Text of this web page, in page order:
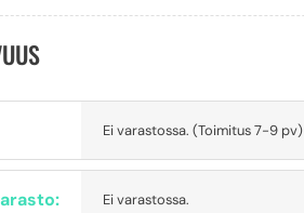
Ei varastossa. (Toimitus 7-9 pv)
Ei varastossa.